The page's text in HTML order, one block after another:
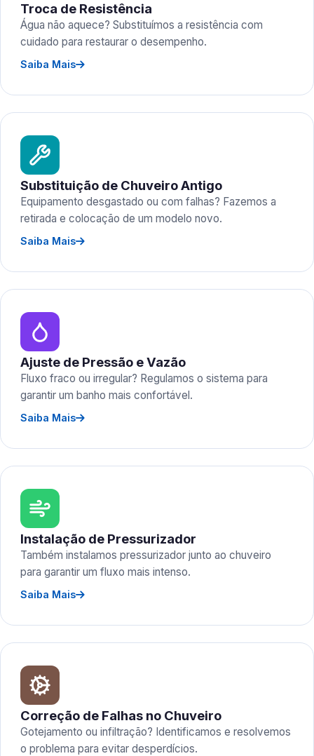
Troca de Resistência
Água não aquece? Substituímos a resistência com
cuidado para restaurar o desempenho.
Saiba Mais
Substituição de Chuveiro Antigo
Equipamento desgastado ou com falhas? Fazemos a
retirada e colocação de um modelo novo.
Saiba Mais
Ajuste de Pressão e Vazão
Fluxo fraco ou irregular? Regulamos o sistema para
garantir um banho mais confortável.
Saiba Mais
Instalação de Pressurizador
Também instalamos pressurizador junto ao chuveiro
para garantir um fluxo mais intenso.
Saiba Mais
Correção de Falhas no Chuveiro
Gotejamento ou infiltração? Identificamos e resolvemos
o problema para evitar desperdícios.